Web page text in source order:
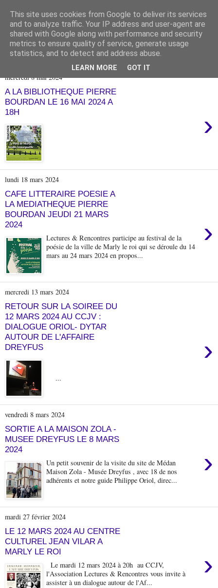
mercredi 8 mai 2024
A LA BIBLIOTHEQUE PIERRE
BOURDAN LE 16 MAI 2024 A
18H
›
lundi 18 mars 2024
CAFE LITTERAIRE POESIE A
LA MEDIATHEQUE PIERRE
BOURDAN JEUDI 21 MARS
2024
›
Lectures & Rencontres participe au festival de la
poésie de la ville de Marly le roi qui se déroule du 14
mars au 24 mars 2024 en propos...
mercredi 13 mars 2024
RETOUR SUR LA SOIREE DU
12 MARS 2024 AU CCJV :
DIALOGUE ORIOL- DYTAR
AUTOUR DE L'AFFAIRE
DREYFUS
›
...
vendredi 8 mars 2024
SORTIE A LA MAISON ZOLA -
MUSEE DREYFUS LE 8 MARS
2024
›
Un petit souvenir de la visite du site de Médan
Maison Zola - Musée Dreyfus , avec 18 de nos
adhérents et notre guide Philippe Oriol, direc...
mardi 27 février 2024
LE 12 MARS 2024 AU CENTRE
CULTUREL JEAN VILAR A
MARLY LE ROI
›
Le mardi 12 mars 2024 à 20h au CCJV,
l'Association Lectures & Rencontres vous invite à
assister à un dialogue autour de l'Af...
This site uses cookies from Google to deliver its services
and to analyze traffic. Your IP address and user-agent are
shared with Google along with performance and security
metrics to ensure quality of service, generate usage
statistics, and to detect and address abuse.
LEARN MORE GOT IT